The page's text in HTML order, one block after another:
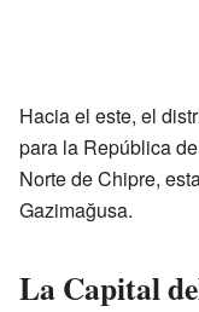
Hacia el este, el
para la República
Norte de Chipre,
Gazimağusa.
La Capital